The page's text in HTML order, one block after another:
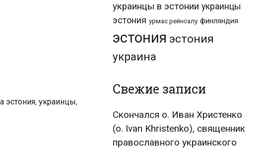
эстония, украинцы,
украинцы в эстонии украинцы
эстония урмас рейнсалу финляндия
эстония эстония
украина
Свежие записи
Скончался о. Иван Христенко
(о. Ivan Khristenko), священник
православного украинского